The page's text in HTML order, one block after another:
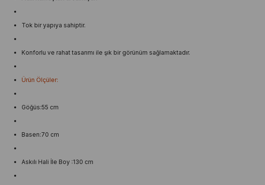
Tok bir yapıya sahiptir.
Konforlu ve rahat tasarımı ile şık bir görünüm sağlamaktadır.
Ürün Ölçüler:
Göğüs:55 cm
Basen:70 cm
Askılı Hali İle Boy :130 cm